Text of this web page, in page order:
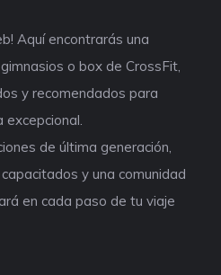
Aquí encontrarás una
o box de CrossFit,
y recomendados para
excepcional.
de última generación,
y una comunidad
en cada paso de tu viaje